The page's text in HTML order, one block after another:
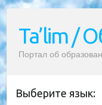
Ta’lim /
Портал об
Выберите язык: